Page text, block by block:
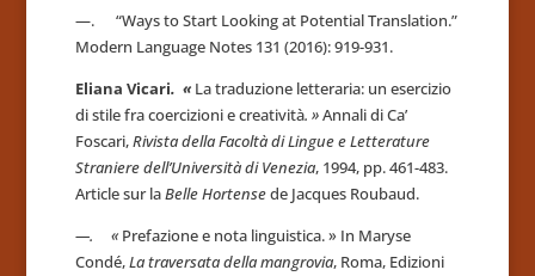
—. “Ways to Start Looking at Potential Translation.”
Modern Language Notes 131 (2016): 919-931.
Eliana Vicari. « La traduzione letteraria: un esercizio
di stile fra coercizioni e creatività. »Annali di Ca’
Foscari,Rivista della Facoltà di Lingue e Letterature
Straniere dell’Università di Venezia, 1994, pp. 461-483.
Article sur laBelle Hortensede Jacques Roubaud.
—. « Prefazione e nota linguistica. » In Maryse
Condé,La traversata della mangrovia, Roma, Edizioni